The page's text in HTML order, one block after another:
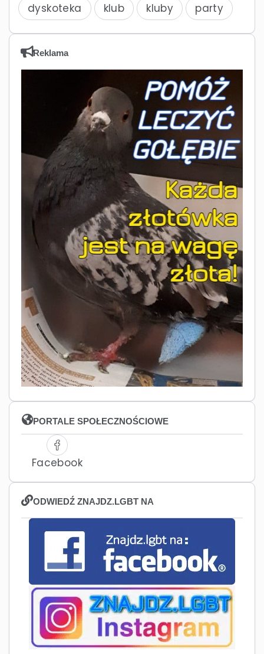
dyskoteka klub kluby party
Reklama
PORTALE SPOŁECZNOŚCIOWE
Facebook
ODWIEDŹ ZNAJDZ.LGBT NA